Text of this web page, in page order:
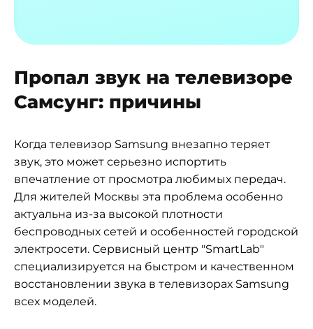
Пропал звук на телевизоре
Самсунг: причины
Когда телевизор Samsung внезапно теряет
звук, это может серьезно испортить
впечатление от просмотра любимых передач.
Для жителей Москвы эта проблема особенно
актуальна из-за высокой плотности
беспроводных сетей и особенностей городской
электросети. Сервисный центр "SmartLab"
специализируется на быстром и качественном
восстановлении звука в телевизорах Samsung
всех моделей.